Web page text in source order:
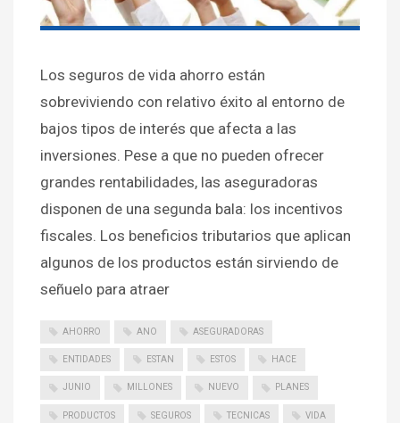
Los seguros de vida ahorro están
sobreviviendo con relativo éxito al entorno de
bajos tipos de interés que afecta a las
inversiones. Pese a que no pueden ofrecer
grandes rentabilidades, las aseguradoras
disponen de una segunda bala: los incentivos
fiscales. Los beneficios tributarios que aplican
algunos de los productos están sirviendo de
señuelo para atraer
AHORRO ANO ASEGURADORAS
ENTIDADES ESTAN ESTOS HACE
JUNIO MILLONES NUEVO PLANES
PRODUCTOS SEGUROS TECNICAS VIDA